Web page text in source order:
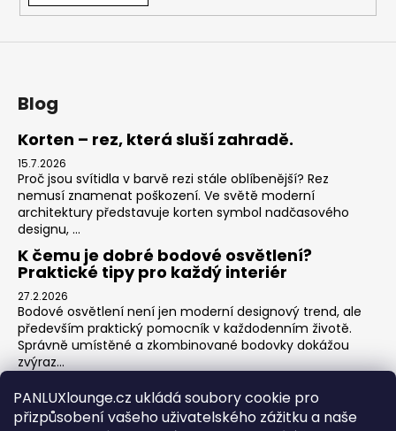
PANLUXlounge.cz ukládá soubory cookie pro
přizpůsobení vašeho uživatelského zážitku a naše
Blog
Korten – rez, která sluší zahradě.
15.7.2026
Proč jsou svítidla v barvě rezi stále oblíbenější? Rez
nemusí znamenat poškození. Ve světě moderní
architektury představuje korten symbol nadčasového
designu, ...
K čemu je dobré bodové osvětlení?
Praktické tipy pro každý interiér
27.2.2026
Bodové osvětlení není jen moderní designový trend, ale
především praktický pomocník v každodenním životě.
Správně umístěné a zkombinované bodovky dokážou
zvýraz...
Jak na zónové osvětlení v obýváku?
3.2.2026